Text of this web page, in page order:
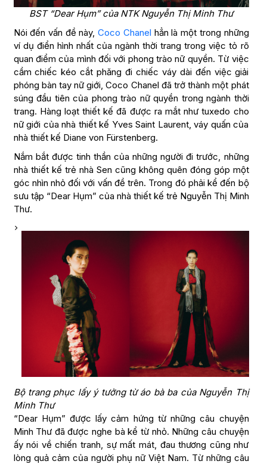
BST “Dear Hụm” của NTK Nguyễn Thị Minh Thư
Nói đến vấn đề này,Coco Chanel hẳn là một trong những
ví dụ điển hình nhất của ngành thời trang trong việc tỏ rõ
quan điểm của mình đối với phong trào nữ quyền. Từ việc
cầm chiếc kéo cắt phăng đi chiếc váy dài đến việc giải
phóng bàn tay nữ giới, Coco Chanel đã trở thành một phát
súng đầu tiên của phong trào nữ quyền trong ngành thời
trang. Hàng loạt thiết kế đã được ra mắt như tuxedo cho
nữ giới của nhà thiết kế Yves Saint Laurent, váy quấn của
nhà thiết kế Diane von Fürstenberg.
Nắm bắt được tinh thần của những người đi trước, những
nhà thiết kế trẻ nhà Sen cũng không quên đóng góp một
góc nhìn nhỏ đối với vấn đề trên. Trong đó phải kể đến bộ
sưu tập “Dear Hụm” của nhà thiết kế trẻ Nguyễn Thị Minh
Thư.
Bộ trang phục lấy ý tưởng từ áo bà ba của Nguyễn Thị
Minh Thư
“Dear Hụm” được lấy cảm hứng từ những câu chuyện
Minh Thư đã được nghe bà kể từ nhỏ. Những câu chuyện
ấy nói về chiến tranh, sự mất mát, đau thương cũng như
lòng quả cảm của người phụ nữ Việt Nam. Từ những câu